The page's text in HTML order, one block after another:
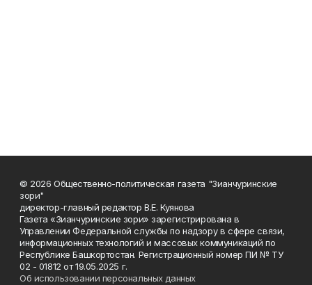
© 2026 Общественно-политическая газета "Зианчуринские
зори"
директор-главный редактор В.Е. Куянова
Газета «Зианчуринские зори» зарегистрирована в
Управлении Федеральной службы по надзору в сфере связи,
информационных технологий и массовых коммуникаций по
Республике Башкортостан. Регистрационный номер ПИ № ТУ
02 - 01812 от 19.05.2025 г.
Об использовании персональных данных